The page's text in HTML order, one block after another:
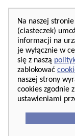
Na naszej
(ciasteczek)
informacji na
je wyłącznie w
się z naszą
zablokować
naszej strony
cookies zgodnie
ustawieniami